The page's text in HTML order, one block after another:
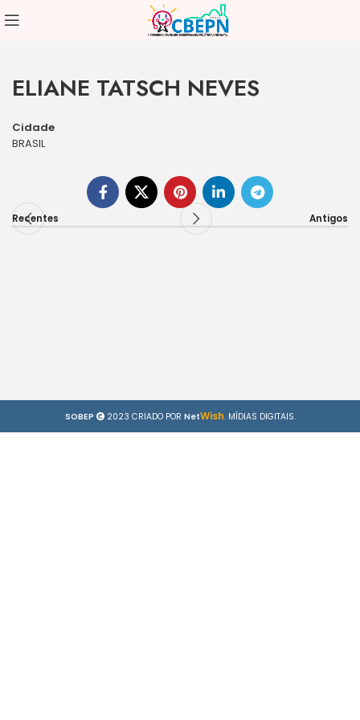
ELIANE TATSCH NEVES
Cidade
BRASIL
Recentes Antigos
SOBEP 2023 CRIADO POR NetWish. MÍDIAS DIGITAIS.